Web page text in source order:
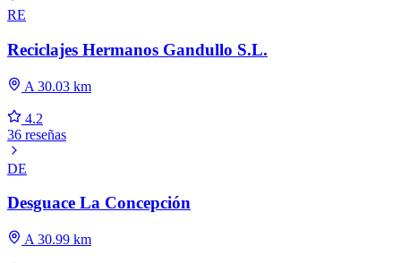
RE
Reciclajes Hermanos Gandullo S.L.
A 30.03 km
4.2
36 reseñas
DE
Desguace La Concepción
A 30.99 km